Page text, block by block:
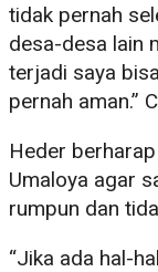
tidak pernah
desa-desa lain
terjadi saya
pernah aman.”
Heder
Umaloya agar
rumpun dan
“Jika ada hal-